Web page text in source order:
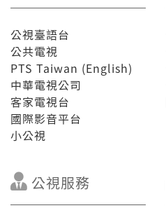
公視臺語台
公共電視
PTS Taiwan (English)
中華電視公司
客家電視台
國際影音平台
小公視
公視服務